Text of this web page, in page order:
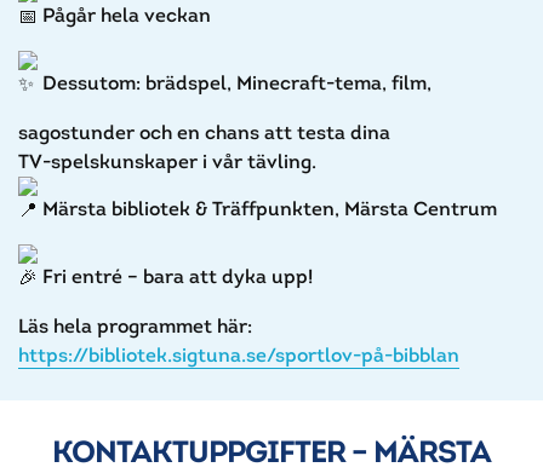
Pågår hela veckan
Dessutom: brädspel, Minecraft-tema, film,
sagostunder och en chans att testa dina
TV‑spelskunskaper i vår tävling.
Märsta bibliotek & Träffpunkten, Märsta Centrum
Fri entré – bara att dyka upp!
Läs hela programmet här:
https://bibliotek.sigtuna.se/sportlov-på-bibblan
KONTAKTUPPGIFTER – MÄRSTA